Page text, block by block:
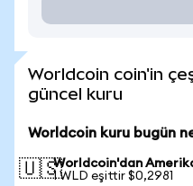
Worldcoin coin'in
güncel kuru
Worldcoin kuru bugün
🇺🇸Worldcoin'dan
1 WLD eşittir $0,2981